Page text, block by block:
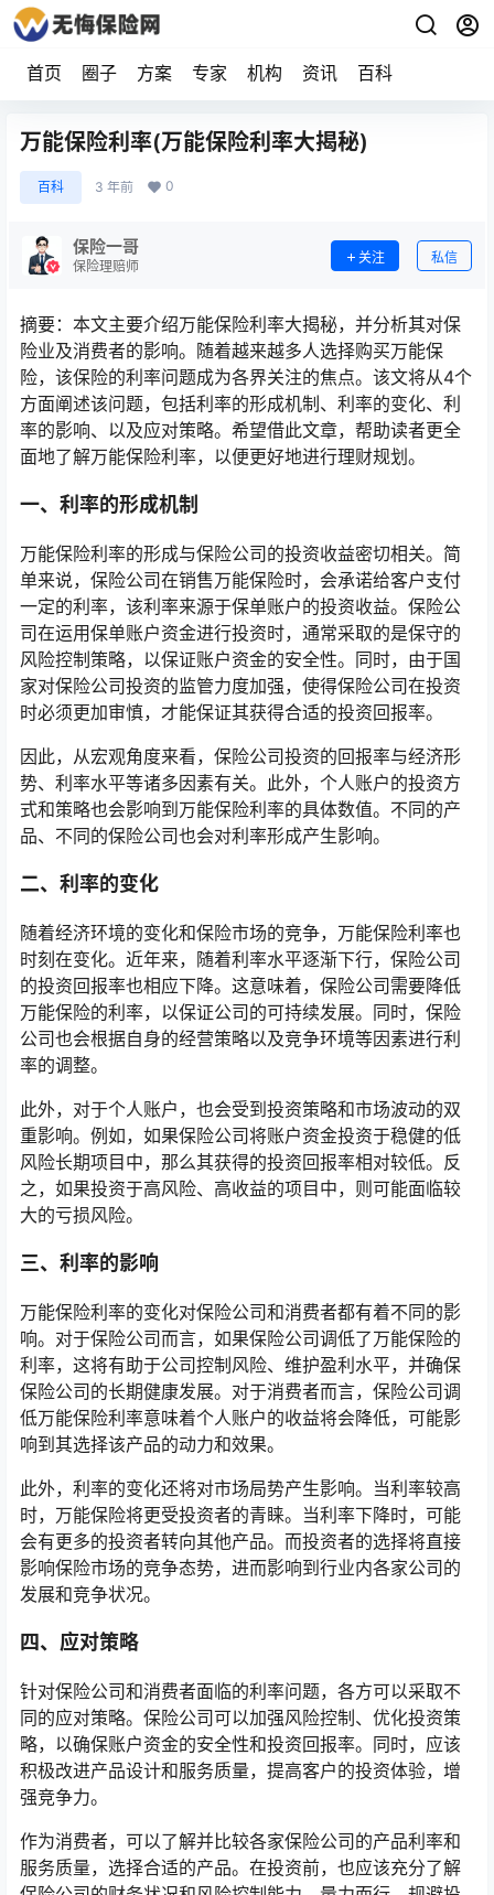
首页 圈子 方案 专家 机构 资讯 百科
万能保险利率(万能保险利率大揭秘)
百科 3 年前 0
保险一哥
保险理赔师
关注 私信
摘要：本文主要介绍万能保险利率大揭秘，并分析其对保
险业及消费者的影响。随着越来越多人选择购买万能保
险，该保险的利率问题成为各界关注的焦点。该文将从4个
方面阐述该问题，包括利率的形成机制、利率的变化、利
率的影响、以及应对策略。希望借此文章，帮助读者更全
面地了解万能保险利率，以便更好地进行理财规划。
一、利率的形成机制
万能保险利率的形成与保险公司的投资收益密切相关。简
单来说，保险公司在销售万能保险时，会承诺给客户支付
一定的利率，该利率来源于保单账户的投资收益。保险公
司在运用保单账户资金进行投资时，通常采取的是保守的
风险控制策略，以保证账户资金的安全性。同时，由于国
家对保险公司投资的监管力度加强，使得保险公司在投资
时必须更加审慎，才能保证其获得合适的投资回报率。
因此，从宏观角度来看，保险公司投资的回报率与经济形
势、利率水平等诸多因素有关。此外，个人账户的投资方
式和策略也会影响到万能保险利率的具体数值。不同的产
品、不同的保险公司也会对利率形成产生影响。
二、利率的变化
随着经济环境的变化和保险市场的竞争，万能保险利率也
时刻在变化。近年来，随着利率水平逐渐下行，保险公司
的投资回报率也相应下降。这意味着，保险公司需要降低
万能保险的利率，以保证公司的可持续发展。同时，保险
公司也会根据自身的经营策略以及竞争环境等因素进行利
率的调整。
此外，对于个人账户，也会受到投资策略和市场波动的双
重影响。例如，如果保险公司将账户资金投资于稳健的低
风险长期项目中，那么其获得的投资回报率相对较低。反
之，如果投资于高风险、高收益的项目中，则可能面临较
大的亏损风险。
三、利率的影响
万能保险利率的变化对保险公司和消费者都有着不同的影
响。对于保险公司而言，如果保险公司调低了万能保险的
利率，这将有助于公司控制风险、维护盈利水平，并确保
保险公司的长期健康发展。对于消费者而言，保险公司调
低万能保险利率意味着个人账户的收益将会降低，可能影
响到其选择该产品的动力和效果。
此外，利率的变化还将对市场局势产生影响。当利率较高
时，万能保险将更受投资者的青睐。当利率下降时，可能
会有更多的投资者转向其他产品。而投资者的选择将直接
影响保险市场的竞争态势，进而影响到行业内各家公司的
发展和竞争状况。
四、应对策略
针对保险公司和消费者面临的利率问题，各方可以采取不
同的应对策略。保险公司可以加强风险控制、优化投资策
略，以确保账户资金的安全性和投资回报率。同时，应该
积极改进产品设计和服务质量，提高客户的投资体验，增
强竞争力。
作为消费者，可以了解并比较各家保险公司的产品利率和
服务质量，选择合适的产品。在投资前，也应该充分了解